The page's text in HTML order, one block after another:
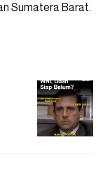
Sumatera Barat.